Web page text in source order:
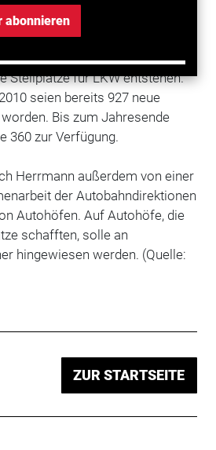
Bundes die
gerechter ausbauen. Bis
nach Herrmanns Angaben
Stellplätze für LKW entstehen.
seien bereits 927 neue
Bis zum Jahresende
360 zur Verfügung.
Herrmann außerdem von einer
der Autobahndirektionen
Autohöfen. Auf Autohöfe, die
schafften, solle an
hingewiesen werden. (Quelle:
ZUR STARTSEITE